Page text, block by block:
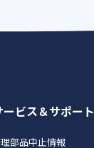
ービス＆サポート
部品中止情報